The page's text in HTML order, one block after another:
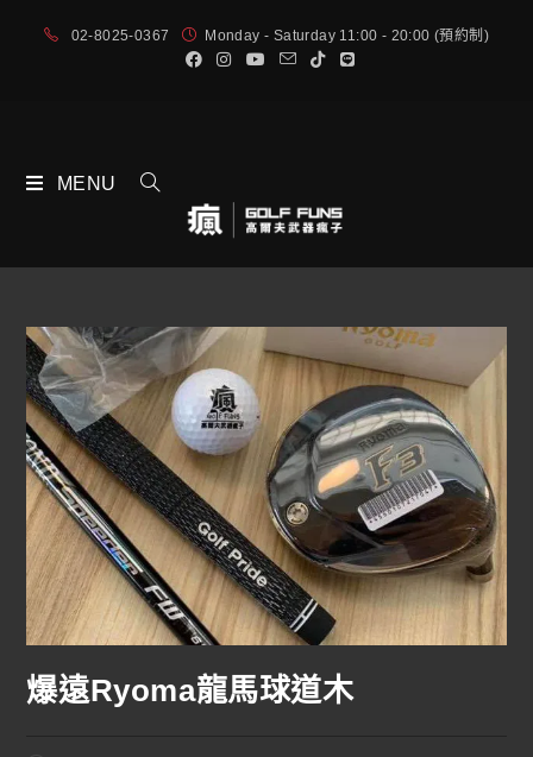
02-8025-0367 Monday - Saturday 11:00 - 20:00 (預約制)
MENU
爆遠Ryoma龍馬球道木